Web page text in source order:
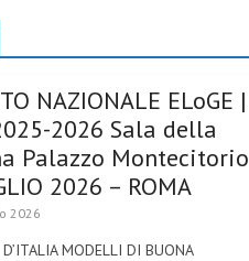
NAZIONALE ELoGE |
2026 Sala della
Palazzo Montecitorio
2026 – ROMA
2026
MODELLI DI BUONA